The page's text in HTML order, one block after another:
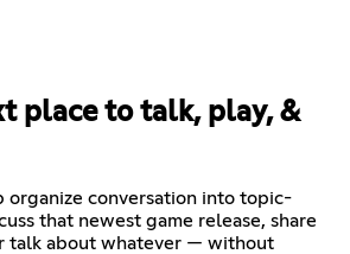
place to talk, play, &
organize conversation into topic-
that newest game release, share
talk about whatever — without